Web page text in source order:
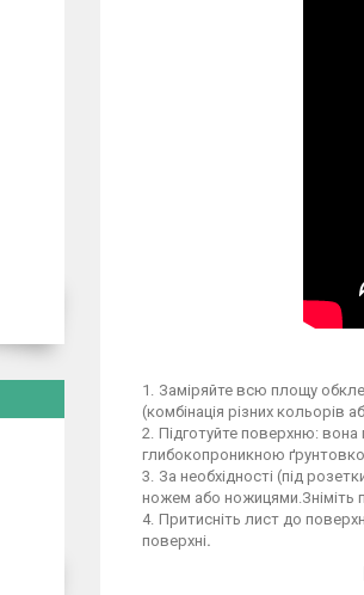
Заміряйте всю площу
(комбінація різних кольорів
Підготуйте поверхню: вона
глибокопроникною
За необхідності (під
ножем або ножицями.Зніміть
Притисніть лист до
поверхні.